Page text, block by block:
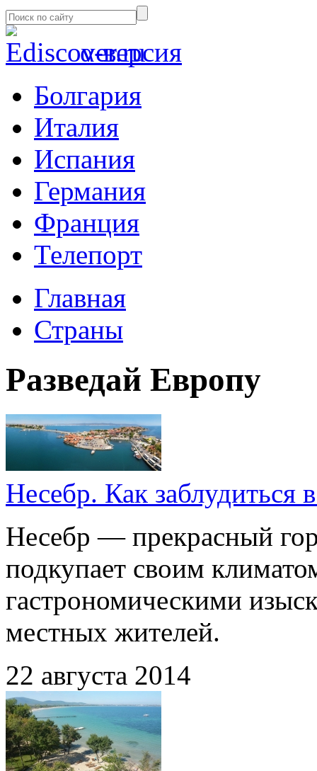
α-версия
Болгария
Италия
Испания
Германия
Франция
Телепорт
Главная
Страны
Разведай Европу
Несебр. Как заблудиться
Несебр — прекрасный
подкупает своим
гастрономическими
местных жителей.
22 августа 2014